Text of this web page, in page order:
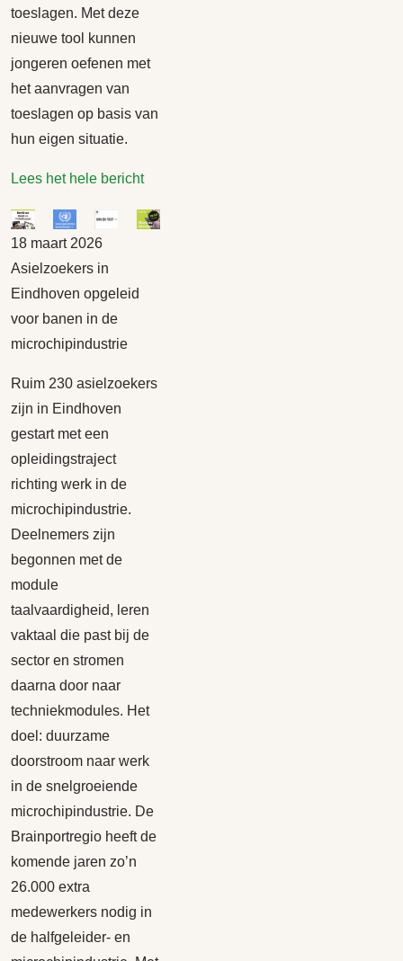
toeslagen. Met deze
nieuwe tool kunnen
jongeren oefenen met
het aanvragen van
toeslagen op basis van
hun eigen situatie.
Lees het hele bericht
18 maart 2026
Asielzoekers in
Eindhoven opgeleid
voor banen in de
microchipindustrie
Ruim 230 asielzoekers
zijn in Eindhoven
gestart met een
opleidingstraject
richting werk in de
microchipindustrie.
Deelnemers zijn
begonnen met de
module
taalvaardigheid, leren
vaktaal die past bij de
sector en stromen
daarna door naar
techniekmodules. Het
doel: duurzame
doorstroom naar werk
in de snelgroeiende
microchipindustrie. De
Brainportregio heeft de
komende jaren zo’n
26.000 extra
medewerkers nodig in
de halfgeleider- en